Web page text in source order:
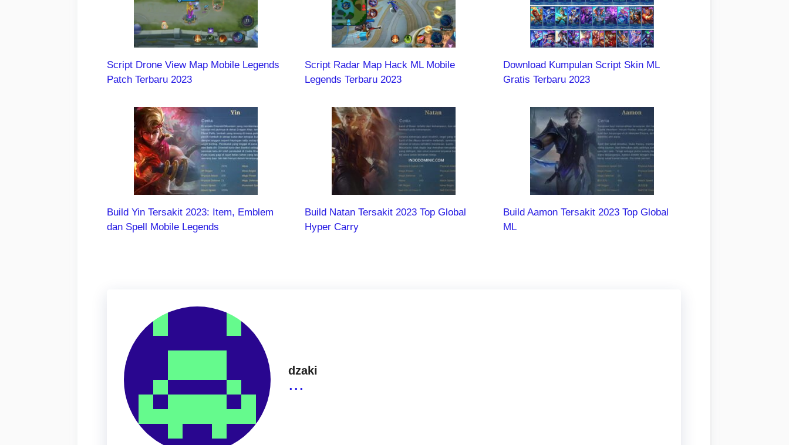
Script Drone View Map Mobile Legends
Patch Terbaru 2023
Script Radar Map Hack ML Mobile
Legends Terbaru 2023
Download Kumpulan Script Skin ML
Gratis Terbaru 2023
Build Yin Tersakit 2023: Item, Emblem
dan Spell Mobile Legends
Build Natan Tersakit 2023 Top Global
Hyper Carry
Build Aamon Tersakit 2023 Top Global
ML
dzaki
...